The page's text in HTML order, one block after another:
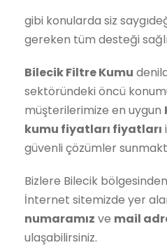
gibi konularda siz
gereken tüm desteği
Bilecik Filtre Kumu
sektöründeki öncü
müşterilerimize en uygun
kumu fiyatları fiyatları
güvenli çözümler
Bizlere Bilecik bölgesinden
İnternet sitemizde yer
numaramız ve mail
ulaşabilirsiniz.